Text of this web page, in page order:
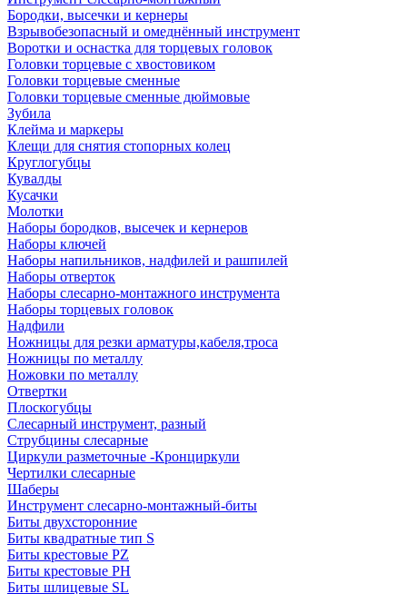
Бородки, высечки и кернеры
Взрывобезопасный и омеднённый инструмент
Воротки и оснаcтка для торцевых головок
Головки торцевые с хвостовиком
Головки торцевые сменные
Головки торцевые сменные дюймовые
Зубила
Клейма и маркеры
Клещи для снятия стопорных колец
Круглогубцы
Кувалды
Кусачки
Молотки
Наборы бородков, высечек и кернеров
Наборы ключей
Наборы напильников, надфилей и рашпилей
Наборы отверток
Наборы слесарно-монтажного инструмента
Наборы торцевых головок
Надфили
Ножницы для резки арматуры,кабеля,троса
Ножницы по металлу
Ножовки по металлу
Отвертки
Плоскогубцы
Слесарный инструмент, разный
Струбцины слесарные
Циркули разметочные -Кронциркули
Чертилки слесарные
Шаберы
Инструмент слесарно-монтажный-биты
Биты двухсторонние
Биты квадратные тип S
Биты крестовые РZ
Биты крестовые РН
Биты шлицевые SL